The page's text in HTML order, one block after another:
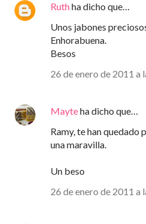
Ruthha dicho que…
Unos jabones
Enhorabuena.
Besos
26 de enero de 2011 a
Mayteha dicho que…
Ramy, te han quedado
una maravilla.
Un beso
26 de enero de 2011 a